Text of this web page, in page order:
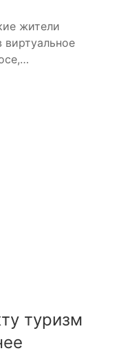
жители
виртуальное
туризм